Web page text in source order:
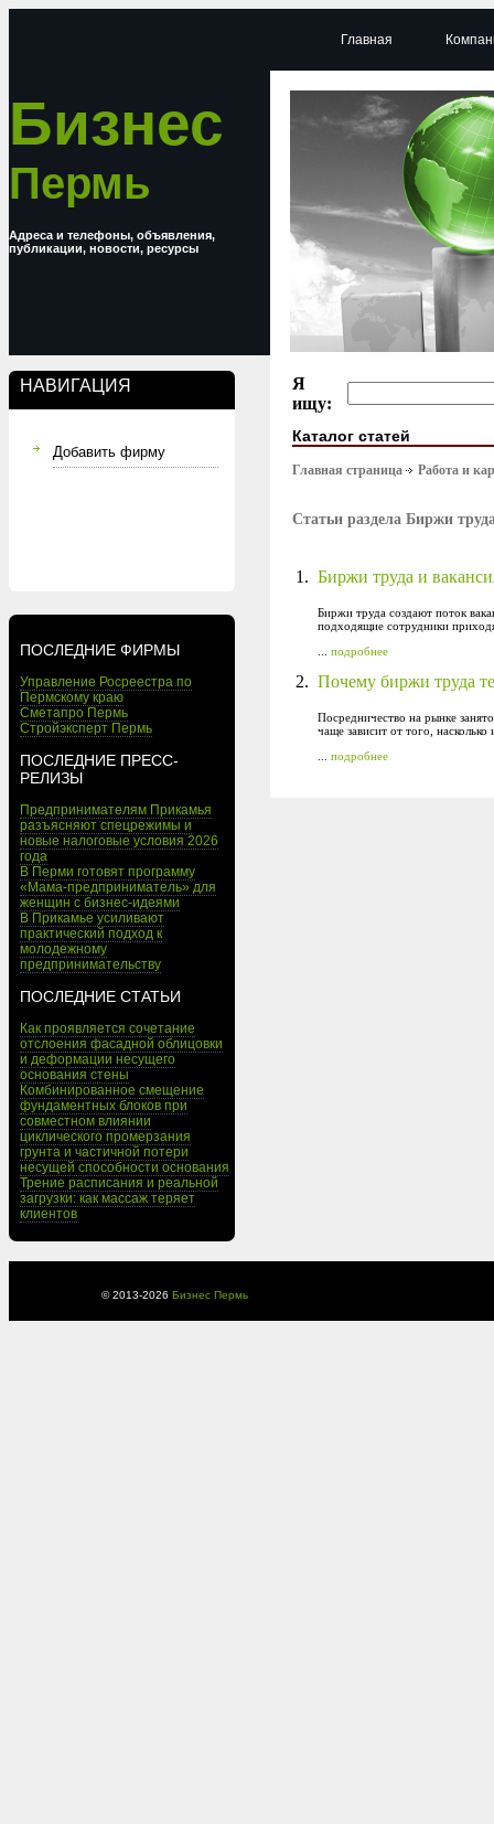
Бизнес
Пермь
Адреса и телефоны, объявления,
публикации, новости, ресурсы
НАВИГАЦИЯ
Добавить фирму
ПОСЛЕДНИЕ ФИРМЫ
Управление Росреестра по
Пермскому краю
Сметапро Пермь
Стройэксперт Пермь
ПОСЛЕДНИЕ ПРЕСС-
РЕЛИЗЫ
Предпринимателям Прикамья
разъясняют спецрежимы и
новые налоговые условия 2026
года
В Перми готовят программу
«Мама-предприниматель» для
женщин с бизнес-идеями
В Прикамье усиливают
практический подход к
молодежному
предпринимательству
ПОСЛЕДНИЕ СТАТЬИ
Как проявляется сочетание
отслоения фасадной облицовки
и деформации несущего
основания стены
Комбинированное смещение
фундаментных блоков при
совместном влиянии
циклического промерзания
грунта и частичной потери
несущей способности основания
Трение расписания и реальной
загрузки: как массаж теряет
клиентов
Главная
Я
ищу:
Каталог статей
Главная страница Работа и
Статьи раздела Биржи
1. Биржи труда и
Биржи труда создают поток
подходящие сотрудники
подробнее
2. Почему биржи труда
Посредничество на рынке
чаще зависит от того,
подробнее
© 2013-2026 Бизнес Пермь